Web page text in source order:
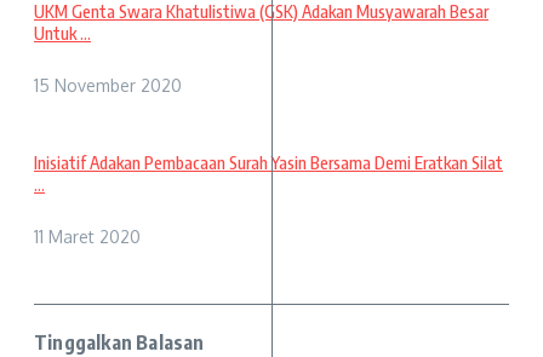
UKM Genta Swara Khatulistiwa (GSK) Adakan Musyawarah Besar
Untuk ...
15 November 2020
Inisiatif Adakan Pembacaan Surah Yasin Bersama Demi Eratkan Silat
...
11 Maret 2020
Tinggalkan Balasan